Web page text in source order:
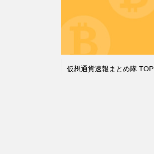
仮想通貨速報まとめ隊 TOP